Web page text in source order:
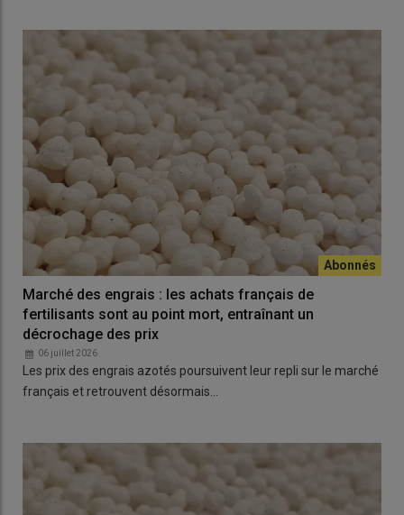
Marché des engrais : les achats français de
fertilisants sont au point mort, entraînant un
décrochage des prix
06 juillet 2026
Les prix des engrais azotés poursuivent leur repli sur le marché
français et retrouvent désormais…